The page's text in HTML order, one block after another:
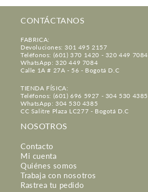
CONTÁCTANOS
FABRICA:
Devoluciones: 301 495 2157
Teléfonos: (601) 370 1420 - 320 449 7084
WhatsApp: 320 449 7084
Calle 1A # 27A - 56 - Bogotá D.C
TIENDA FÍSICA:
Teléfonos: (601) 696 5927 - 304 530 4385
WhatsApp: 304 530 4385
CC Salitre Plaza LC277 - Bogotá D.C
NOSOTROS
Contacto
Mi cuenta
Quiénes somos
Trabaja con nosotros
Rastrea tu pedido